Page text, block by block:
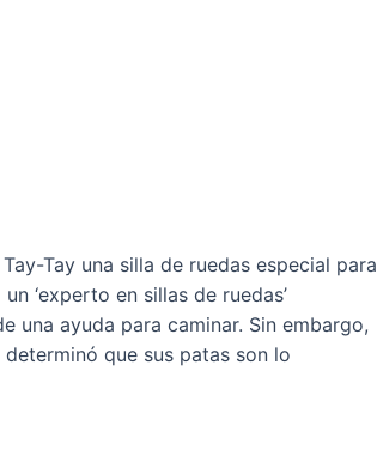
Tay una silla de ruedas especial para
‘experto en sillas de ruedas’
una ayuda para caminar. Sin embargo,
que sus patas son lo